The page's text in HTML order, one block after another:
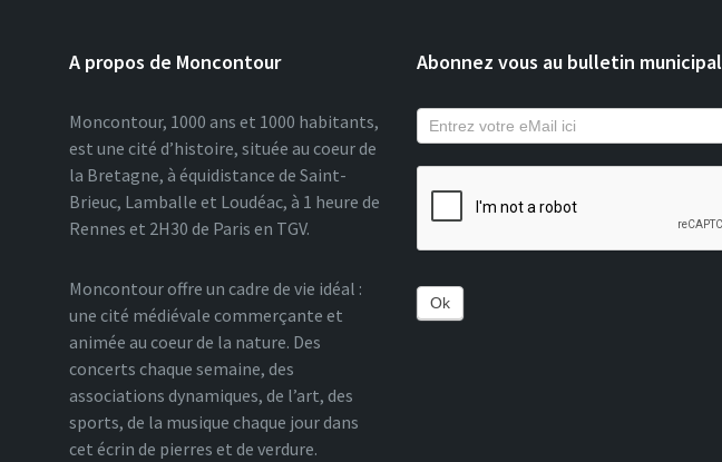
A propos de Moncontour
Moncontour, 1000 ans et 1000 habitants,
est une cité d’histoire, située au coeur de
la Bretagne, à équidistance de Saint-
Brieuc, Lamballe et Loudéac, à 1 heure de
Rennes et 2H30 de Paris en TGV.
Moncontour offre un cadre de vie idéal :
une cité médiévale commerçante et
animée au coeur de la nature. Des
concerts chaque semaine, des
associations dynamiques, de l’art, des
sports, de la musique chaque jour dans
cet écrin de pierres et de verdure.
Abonnez vous au bulletin municipal
Ok